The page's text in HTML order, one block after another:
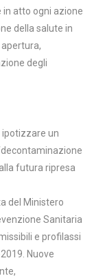
in atto ogni azione
della salute in
degli
ipotizzare un
futura ripresa
del Ministero
Sanitaria
e profilassi
Nuove